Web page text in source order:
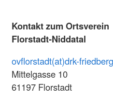
Kontakt zum Ortsverein
Florstadt-Niddatal
ovflorstadt(at)drk-
Mittelgasse 10
61197 Florstadt